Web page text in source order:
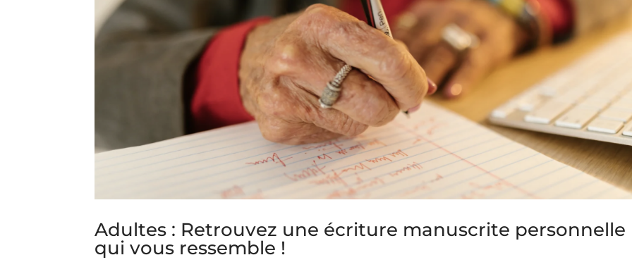
Adultes : Retrouvez une écriture manuscrite personnelle
qui vous ressemble !